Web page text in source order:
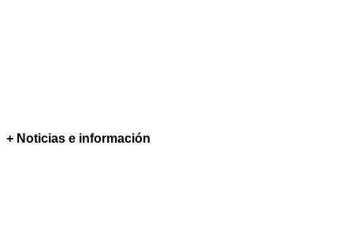
+ Noticias e información